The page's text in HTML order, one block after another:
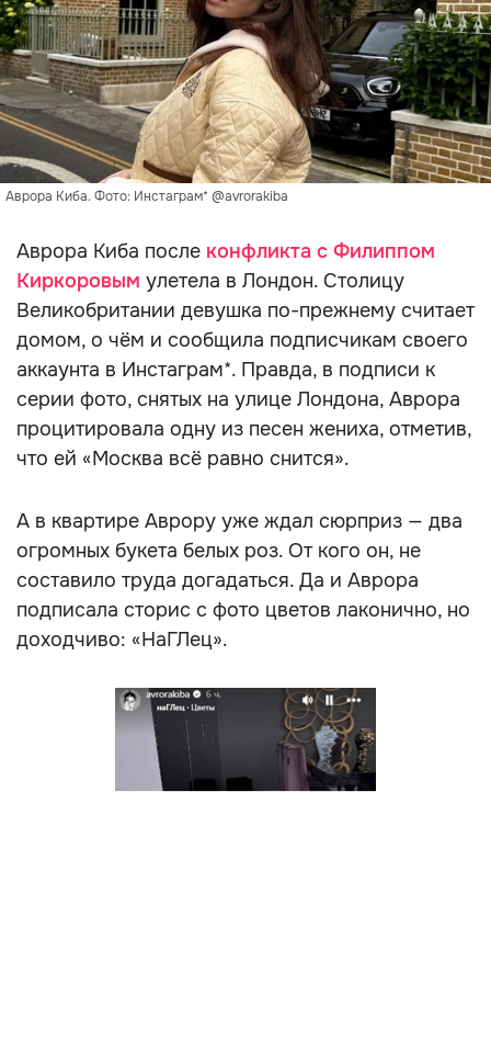
Аврора Киба. Фото: Инстаграм* @avrorakiba
Аврора Киба после конфликта с Филиппом
Киркоровым улетела в Лондон. Столицу
Великобритании девушка по-прежнему считает
домом, о чём и сообщила подписчикам своего
аккаунта в Инстаграм*. Правда, в подписи к
серии фото, снятых на улице Лондона, Аврора
процитировала одну из песен жениха, отметив,
что ей «Москва всё равно снится».
А в квартире Аврору уже ждал сюрприз — два
огромных букета белых роз. От кого он, не
составило труда догадаться. Да и Аврора
подписала сторис с фото цветов лаконично, но
доходчиво: «НаГЛец».